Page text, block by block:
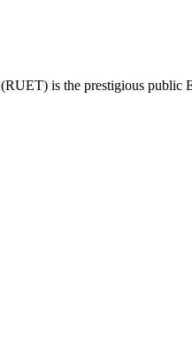
is the prestigious public